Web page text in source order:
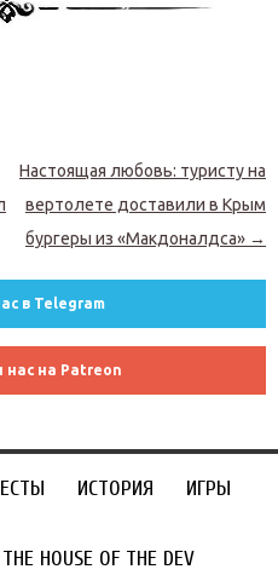
Настоящая любовь: туристу на
вертолете доставили в Крым
бургеры из «Макдоналдса» →
в Telegram
нас на Patreon
ИСТОРИЯ ИГРЫ
THE HOUSE OF THE DEV